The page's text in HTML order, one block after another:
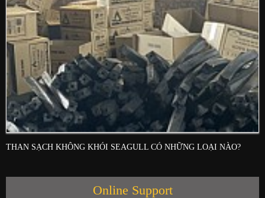
THAN SẠCH KHÔNG KHÓI SEAGULL CÓ NHỮNG LOẠI NÀO?
Online Support